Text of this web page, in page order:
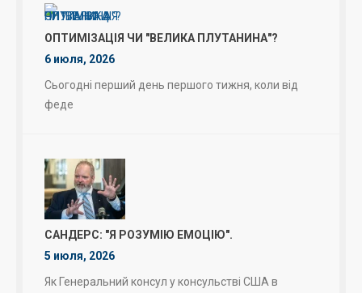
ОПТИМІЗАЦІЯ ЧИ "ВЕЛИКА ПЛУТАНИНА"?
6 июля, 2026
Сьогодні перший день першого тижня, коли від
феде
САНДЕРС: "Я РОЗУМІЮ ЕМОЦІЮ".
5 июля, 2026
Як Генеральний консул у консульстві США в